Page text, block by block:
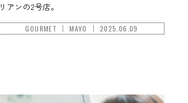
リアンの2号店。
GOURMET MAYO 2025.06.09